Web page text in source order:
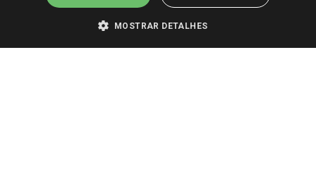
MOSTRAR DETALHES